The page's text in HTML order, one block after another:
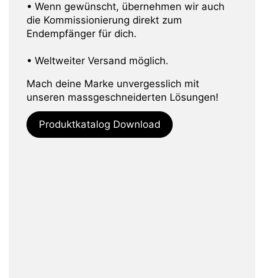
• Wenn gewünscht, übernehmen wir auch
die Kommissionierung direkt zum
Endempfänger für dich.
• Weltweiter Versand möglich.
Mach deine Marke unvergesslich mit
unseren massgeschneiderten Lösungen!
Produktkatalog Download